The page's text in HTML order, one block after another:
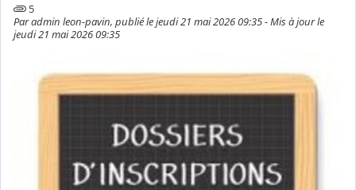
5
Par admin leon-pavin, publié le jeudi 21 mai 2026 09:35 - Mis à jour le
jeudi 21 mai 2026 09:35